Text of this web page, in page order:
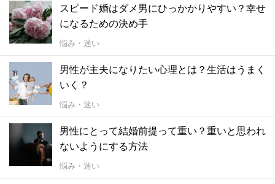
スピード婚はダメ男にひっかかりやすい？幸せ
になるための決め手
悩み・迷い
男性が主夫になりたい心理とは？生活はうまく
いく？
悩み・迷い
男性にとって結婚前提って重い？重いと思われ
ないようにする方法
悩み・迷い